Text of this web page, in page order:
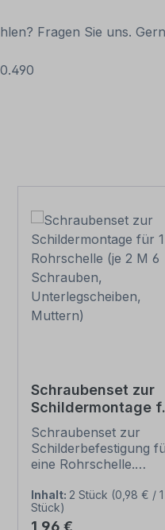
Fragen Sie uns.
Schraubenset zur
Schildermontage
1 Rohrschelle (je 2
6 Schrauben,
Unterlegscheiben,
Schraubenset zur
Schilderbefestigung
eine Rohrschelle.
Schraubensets zur
Schilderbefestigung:
Inhalt: 2 Stück (0,98 € / 1
Stück)
Regulärer Preis: